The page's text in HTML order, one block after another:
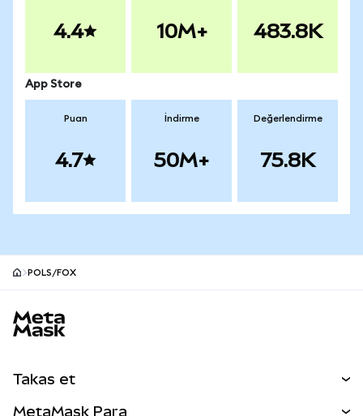
4.4 10M+ 483.8K
App Store
Puan
4.7
İndirme
50M+
Değerlendirme
75.8K
POLS/FOX
Takas et
MetaMask Para